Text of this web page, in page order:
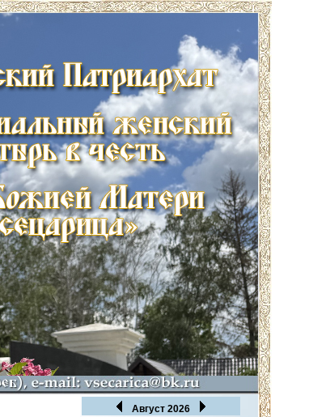
Август 2026